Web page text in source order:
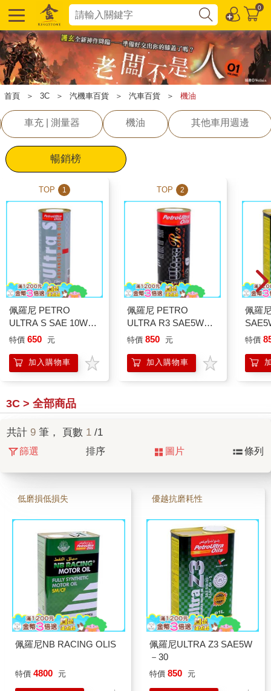
0
首頁 ＞ 3C ＞ 汽機車百貨 ＞ 汽車百貨 ＞ 機油
車充 | 測量器 機油 其他車用週邊
暢銷榜
TOP 1
佩羅尼 PETRO
ULTRA S SAE 10W－
40
特價 650 元
加入購物車
TOP 2
佩羅尼 PETRO
ULTRA R3 SAE5W－
50
特價 850 元
加入購物車
佩羅
特價
3C > 全部商品
共計 9 筆， 頁數 1 /1
篩選 排序 圖片 條列
低磨損低損失
佩羅尼NB RACING OLIS
特價 4800 元
優越抗磨耗性
佩羅尼ULTRA Z3 SAE5W
－30
特價 850 元